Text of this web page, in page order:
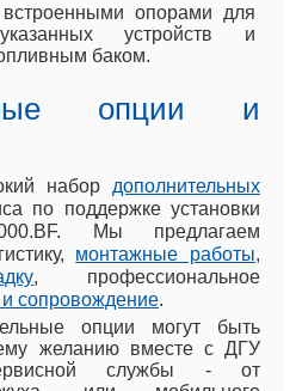
опорами для
устройств и
баком.
опции и
набор дополнительных
по поддержке установки
Мы предлагаем
монтажные работы,
, профессиональное
и сопровождение.
опции могут быть
желанию вместе с ДГУ
службы - от